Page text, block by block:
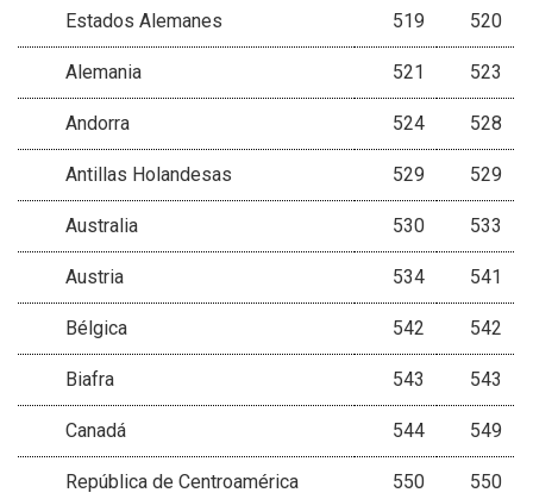
Estados Alemanes 519 520
Alemania 521 523
Andorra 524 528
Antillas Holandesas 529 529
Australia 530 533
Austria 534 541
Bélgica 542 542
Biafra 543 543
Canadá 544 549
República de Centroamérica 550 550